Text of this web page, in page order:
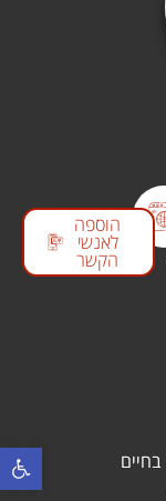
פתח
הוספה
לאנשי
הקשר